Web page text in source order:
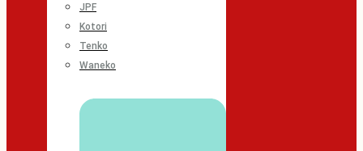
JPF
Kotori
Tenko
Waneko